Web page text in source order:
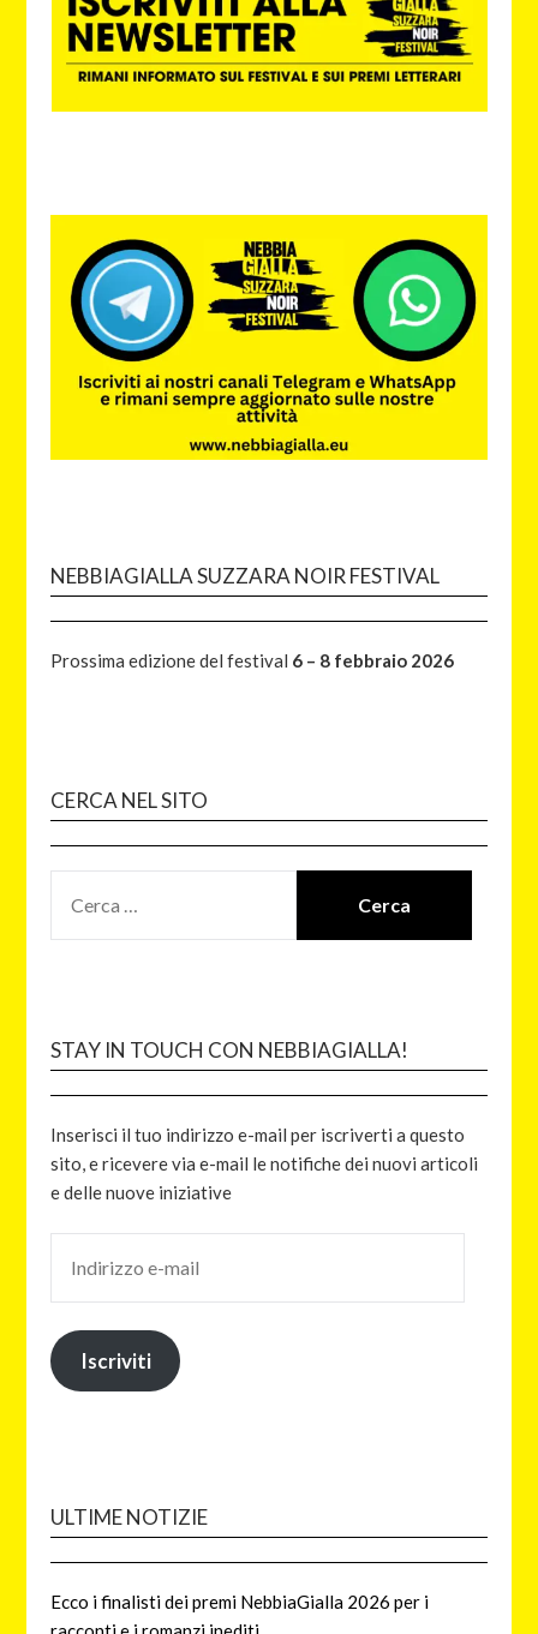
NEBBIAGIALLA SUZZARA NOIR FESTIVAL
Prossima edizione del festival 6 – 8 febbraio 2026
CERCA NEL SITO
STAY IN TOUCH CON NEBBIAGIALLA!
Inserisci il tuo indirizzo e-mail per iscriverti a questo
sito, e ricevere via e-mail le notifiche dei nuovi articoli
e delle nuove iniziative
Iscriviti
ULTIME NOTIZIE
Ecco i finalisti dei premi NebbiaGialla 2026 per i